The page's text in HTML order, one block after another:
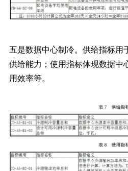
五是数据中心制冷。供给指标用
供给能力；使用指标体现数据中
用效率等。